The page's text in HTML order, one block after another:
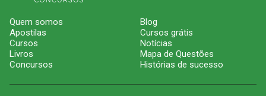
Quem somos
Apostilas
Cursos
Livros
Concursos
Blog
Cursos grátis
Notícias
Mapa de Questões
Histórias de sucesso